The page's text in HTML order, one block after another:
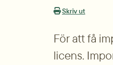
Skriv ut
För att få
licens.